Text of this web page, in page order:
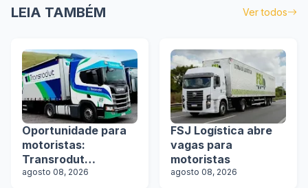
LEIA TAMBÉM Ver todos
Oportunidade para
motoristas:
Transrodut
Transportes abre
agosto 08, 2026
FSJ Logística abre
vagas para
motoristas
agosto 08, 2026